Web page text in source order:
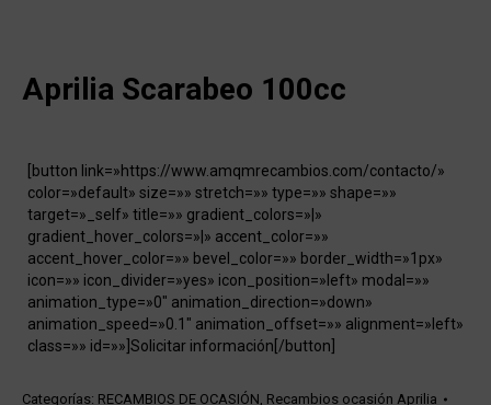
Aprilia Scarabeo 100cc
[button link=»https://www.amqmrecambios.com/contacto/»
color=»default» size=»» stretch=»» type=»» shape=»»
target=»_self» title=»» gradient_colors=»|»
gradient_hover_colors=»|» accent_color=»»
accent_hover_color=»» bevel_color=»» border_width=»1px»
icon=»» icon_divider=»yes» icon_position=»left» modal=»»
animation_type=»0″ animation_direction=»down»
animation_speed=»0.1″ animation_offset=»» alignment=»left»
class=»» id=»»]Solicitar información[/button]
Categorías: RECAMBIOS DE OCASIÓN, Recambios ocasión Aprilia